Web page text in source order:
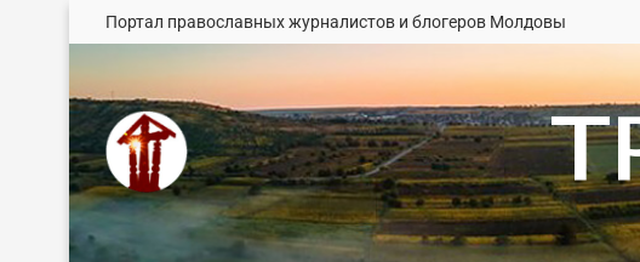
Портал православных журналистов и блогеров Молдовы